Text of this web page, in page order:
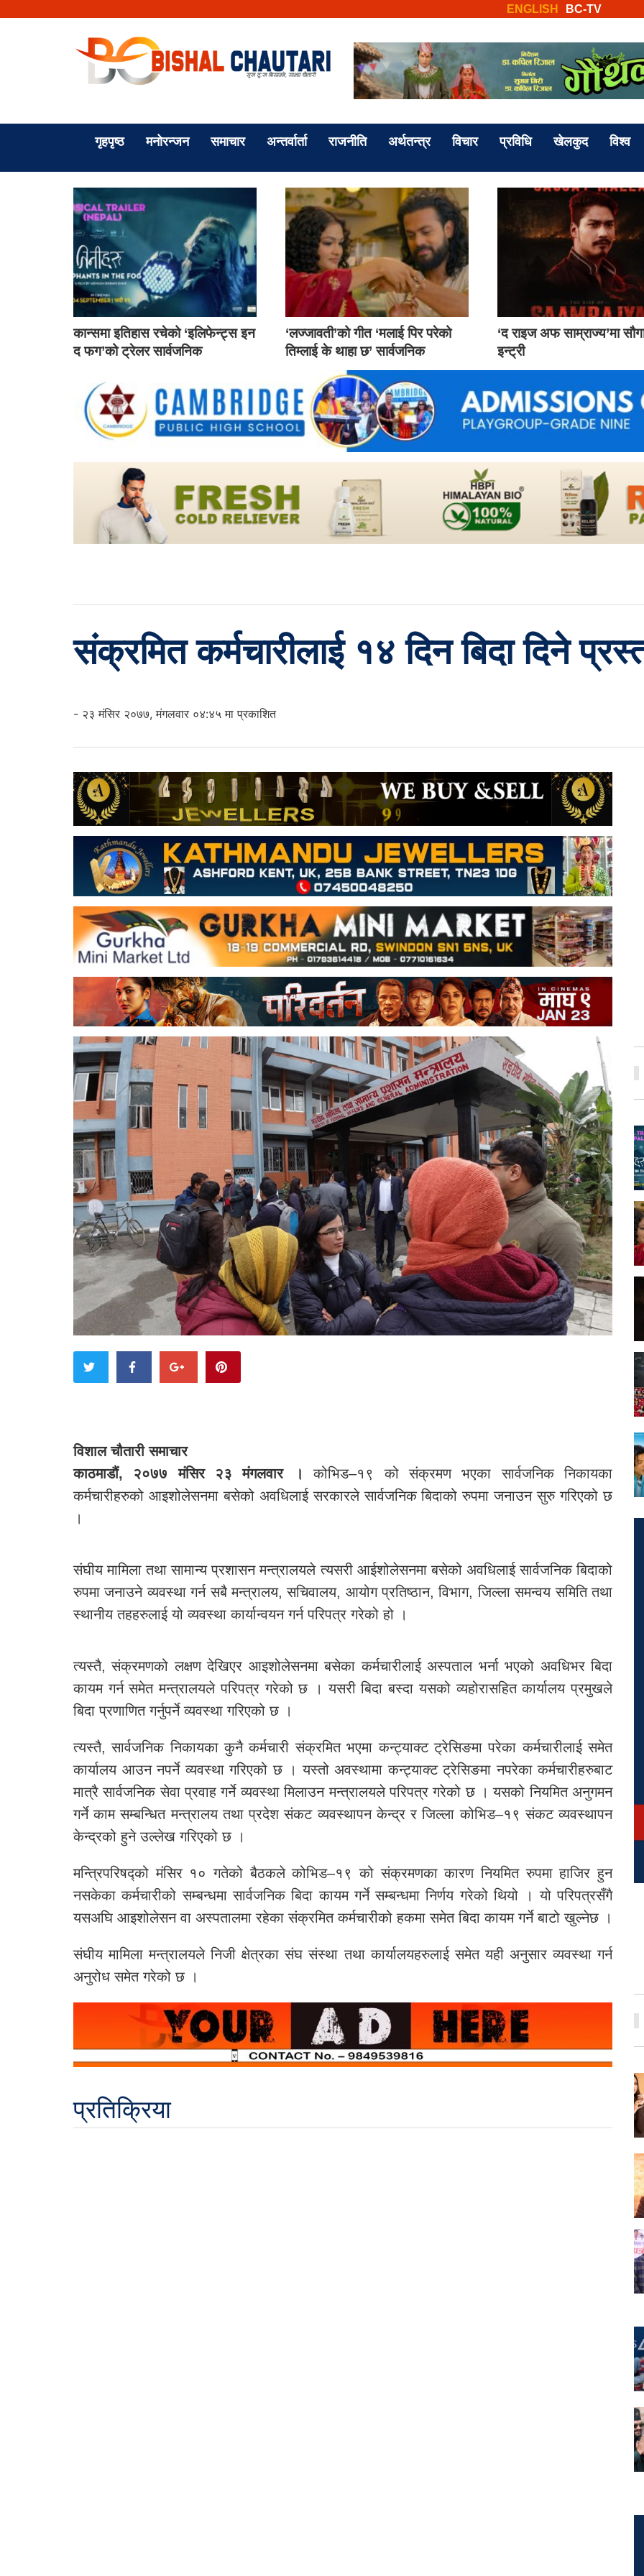
BC-TV
ENGLISH
गृहपृष्ठ मनोरन्जन समाचार अन्तर्वार्ता राजनीति अर्थतन्त्र विचार प्रविधि खेलकुद विश्व
कान्समा इतिहास रचेको ‘इलिफेन्ट्स इन
द फग’को ट्रेलर सार्वजनिक
‘लज्जावती’को गीत ‘मलाई पिर परेको
तिम्लाई के थाहा छ’ सार्वजनिक
‘द राइज अफ साम्राज्य’मा
इन्ट्री
संक्रमित कर्मचारीलाई १४ दिन बिदा दिने
- २३ मंसिर २०७७, मंगलवार ०४:४५ मा प्रकाशित
विशाल चौतारी समाचार
काठमाडौं, २०७७ मंसिर २३ मंगलवार ।
कोभिड–१९ को संक्रमण भएका सार्वजनिक निकायका
कर्मचारीहरुको आइशोलेसनमा बसेको अवधिलाई सरकारले सार्वजनिक बिदाको रुपमा जनाउन सुरु गरिएको छ
।
संघीय मामिला तथा सामान्य प्रशासन मन्त्रालयले त्यसरी आईशोलेसनमा बसेको अवधिलाई सार्वजनिक बिदाको
रुपमा जनाउने व्यवस्था गर्न सबै मन्त्रालय, सचिवालय, आयोग प्रतिष्ठान, विभाग, जिल्ला समन्वय समिति तथा
स्थानीय तहहरुलाई यो व्यवस्था कार्यान्वयन गर्न परिपत्र गरेको हो ।
त्यस्तै, संक्रमणको लक्षण देखिएर आइशोलेसनमा बसेका कर्मचारीलाई अस्पताल भर्ना भएको अवधिभर बिदा
कायम गर्न समेत मन्त्रालयले परिपत्र गरेको छ । यसरी बिदा बस्दा यसको व्यहोरासहित कार्यालय प्रमुखले
बिदा प्रणाणित गर्नुपर्ने व्यवस्था गरिएको छ ।
त्यस्तै, सार्वजनिक निकायका कुनै कर्मचारी संक्रमित भएमा कन्ट्याक्ट ट्रेसिङमा परेका कर्मचारीलाई समेत
कार्यालय आउन नपर्ने व्यवस्था गरिएको छ । यस्तो अवस्थामा कन्ट्याक्ट ट्रेसिङमा नपरेका कर्मचारीहरुबाट
मात्रै सार्वजनिक सेवा प्रवाह गर्ने व्यवस्था मिलाउन मन्त्रालयले परिपत्र गरेको छ । यसको नियमित अनुगमन
गर्ने काम सम्बन्धित मन्त्रालय तथा प्रदेश संकट व्यवस्थापन केन्द्र र जिल्ला कोभिड–१९ संकट व्यवस्थापन
केन्द्रको हुने उल्लेख गरिएको छ ।
मन्त्रिपरिषद्को मंसिर १० गतेको बैठकले कोभिड–१९ को संक्रमणका कारण नियमित रुपमा हाजिर हुन
नसकेका कर्मचारीको सम्बन्धमा सार्वजनिक बिदा कायम गर्ने सम्बन्धमा निर्णय गरेको थियो । यो परिपत्रसँगै
यसअघि आइशोलेसन वा अस्पतालमा रहेका संक्रमित कर्मचारीको हकमा समेत बिदा कायम गर्ने बाटो खुल्नेछ ।
संघीय मामिला मन्त्रालयले निजी क्षेत्रका संघ संस्था तथा कार्यालयहरुलाई समेत यही अनुसार व्यवस्था गर्न
अनुरोध समेत गरेको छ ।
प्रतिक्रिया